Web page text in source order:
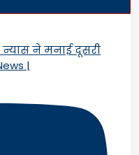
न्यास ने मनाई दूसरी
|